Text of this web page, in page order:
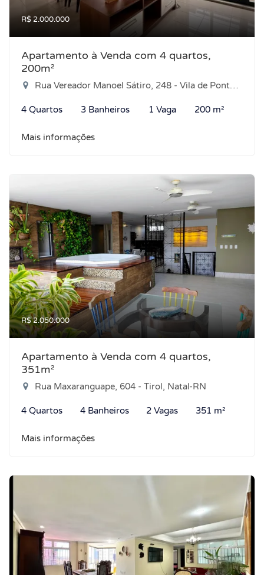
R$ 2.000.000
Apartamento à Venda com 4 quartos,
200m²
Rua Vereador Manoel Sátiro, 248 - Vila de Ponta Negra, Natal-RN
4 Quartos 3 Banheiros 1 Vaga 200 m²
Mais informações
R$ 2.050.000
Apartamento à Venda com 4 quartos,
351m²
Rua Maxaranguape, 604 - Tirol, Natal-RN
4 Quartos 4 Banheiros 2 Vagas 351 m²
Mais informações